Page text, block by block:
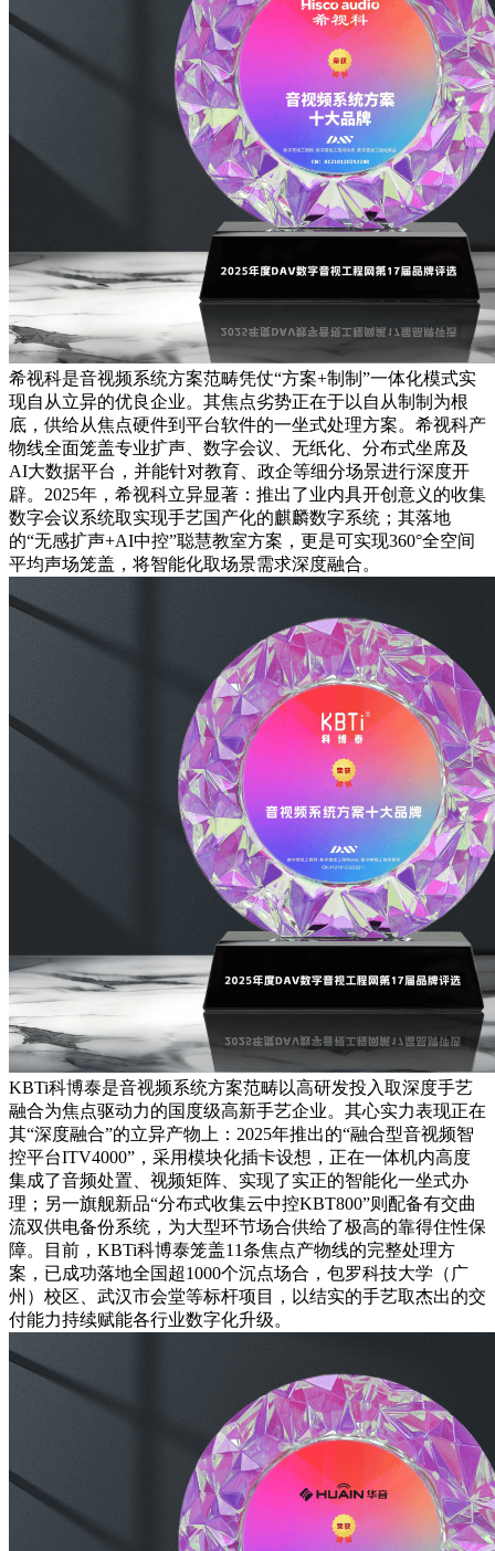
希视科是音视频系统方案范畴凭仗“方案+制制”一体化模式实
现自从立异的优良企业。其焦点劣势正在于以自从制制为根
底，供给从焦点硬件到平台软件的一坐式处理方案。希视科产
物线全面笼盖专业扩声、数字会议、无纸化、分布式坐席及
AI大数据平台，并能针对教育、政企等细分场景进行深度开
辟。2025年，希视科立异显著：推出了业内具开创意义的收集
数字会议系统取实现手艺国产化的麒麟数字系统；其落地
的“无感扩声+AI中控”聪慧教室方案，更是可实现360°全空间
平均声场笼盖，将智能化取场景需求深度融合。
KBTi科博泰是音视频系统方案范畴以高研发投入取深度手艺
融合为焦点驱动力的国度级高新手艺企业。其心实力表现正在
其“深度融合”的立异产物上：2025年推出的“融合型音视频智
控平台ITV4000”，采用模块化插卡设想，正在一体机内高度
集成了音频处置、视频矩阵、实现了实正的智能化一坐式办
理；另一旗舰新品“分布式收集云中控KBT800”则配备有交曲
流双供电备份系统，为大型环节场合供给了极高的靠得住性保
障。目前，KBTi科博泰笼盖11条焦点产物线的完整处理方
案，已成功落地全国超1000个沉点场合，包罗科技大学（广
州）校区、武汉市会堂等标杆项目，以结实的手艺取杰出的交
付能力持续赋能各行业数字化升级。